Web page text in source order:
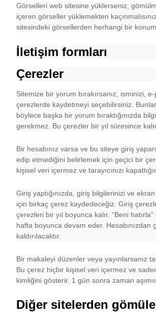
Görselleri web sitesine yüklerseniz,
içeren görseller yüklemekten
sitesindeki görsellerden herhangi bir
İletişim formları
Çerezler
Sitemize bir yorum bırakırsanız, isminizi,
çerezlerde kaydetmeyi seçebilirsiniz.
böylece başka bir yorum bıraktığınızda
gerekmez. Bu çerezler bir yıl süresince
Bir hesabınız varsa ve bu siteye giriş
edip etmediğini belirlemek için geçici bir
kişisel veri içermez ve tarayıcınızı
Giriş yaptığınızda, giriş bilgilerinizi ve
için birkaç çerez kaydedeceğiz. Giriş
çerezleri bir yıl boyunca kalır. “Beni
hafta boyunca devam eder. Hesabınızdan
kaldırılacaktır.
Bir makaleyi düzenler veya yayınlarsanız
Bu çerez hiçbir kişisel veri içermez ve
kimliğini gösterir. 1 gün sonra zaman
Diğer sitelerden